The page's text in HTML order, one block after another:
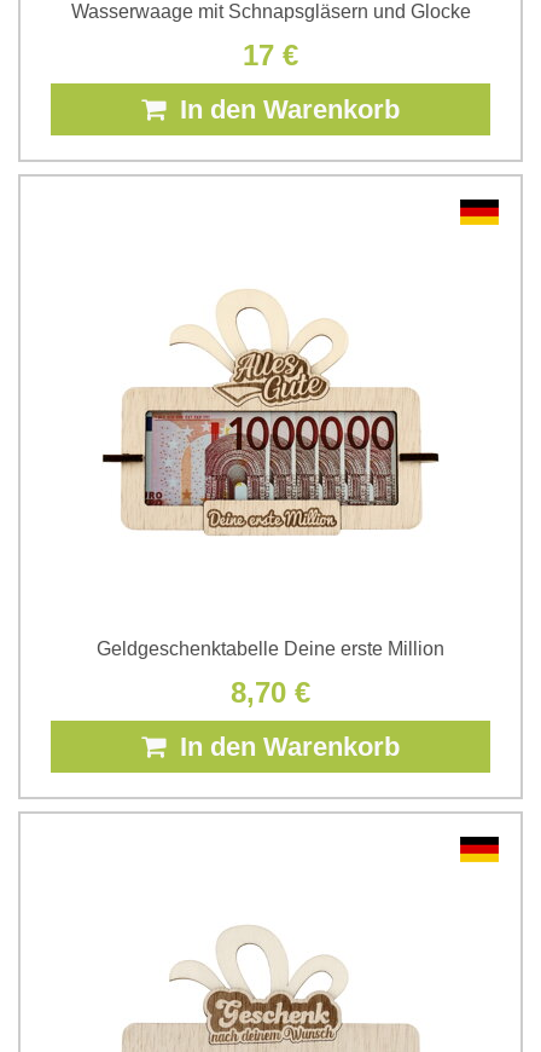
Wasserwaage mit Schnapsgläsern und Glocke
17 €
In den Warenkorb
Geldgeschenktabelle Deine erste Million
8,70 €
In den Warenkorb